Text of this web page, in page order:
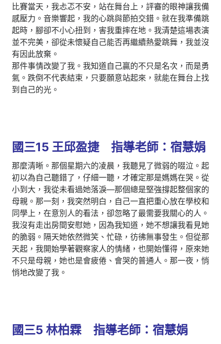
比賽當天，我忐忑不安，站在舞台上，評審的眼神讓我備
感壓力。音樂響起，我的心跳與節拍交錯。就在我準備跳
起時，腳卻不小心扭到，害我重摔在地。我清楚這場表演
並不完美，卻從未懷疑自己能否再繼續熱愛跳舞，我並沒
有因此放棄。
那件事情改變了我。我知道自己贏的不只是名次，而是勇
氣。跌倒不代表結束，只要願意站起來，就能在舞台上找
到自己的光。
國三15 王邱盈捷 指導老師：宿慧娟
那麼清晰。那個星期六的凌晨，我聽見了微弱的啜泣。起
初以為自己聽錯了，仔細一聽，才確定那是媽媽在哭。從
小到大，我從未看過她落淚—那個總是堅強撐起整個家的
母親。那一刻，我突然明白，自己一直把重心放在學校和
同學上，在意別人的看法，卻忽略了最需要我關心的人。
我沒有走出房間安慰她，因為我知道，她不想讓我看見她
的脆弱。隔天她依然微笑、忙碌，彷彿無事發生。但從那
天起，我開始學著觀察家人的情緒，也開始懂得，原來她
不只是母親，她也是會疲倦、會哭的普通人。那一夜，悄
悄地改變了我。
國三5 林柏霖 指導老師：宿慧娟